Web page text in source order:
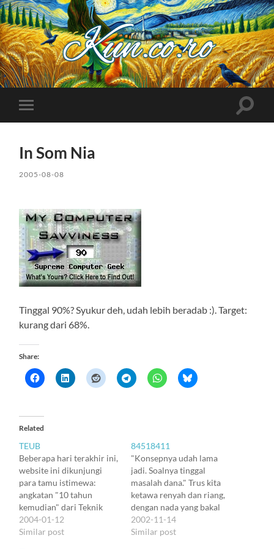
Kuncoro++
Toggle
mobile
Toggle
In Som Nia
2005-08-08
Tinggal 90%? Syukur deh, udah lebih beradab :). Target:
kurang dari 68%.
Share:
Related
TEUB
Beberapa hari terakhir ini,
website ini dikunjungi
para tamu istimewa:
angkatan "10 tahun
kemudian" dari Teknik
Elektro Unibraw. Wuih,
iki 2004 rek -- taon 1994
2004-01-12
Similar post
84518411
"Konsepnya udah lama
jadi. Soalnya tinggal
masalah dana." Trus kita
ketawa renyah dan riang,
dengan nada yang bakal
bikin setiap orang
mengira kita lagi nggak
2002-11-14
Similar post